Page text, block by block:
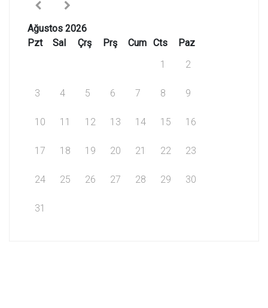
Ağustos 2026
Pzt
Sal Çrş Prş Cum Cts
Paz
1
2
3 4 5 6 7 8 9
10 11 12 13 14 15 16
17 18 19 20 21 22 23
24 25 26 27 28 29 30
31